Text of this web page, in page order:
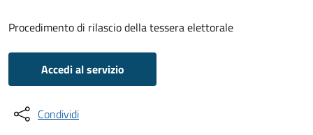
Procedimento di rilascio della tessera elettorale
Accedi al servizio
Condividi